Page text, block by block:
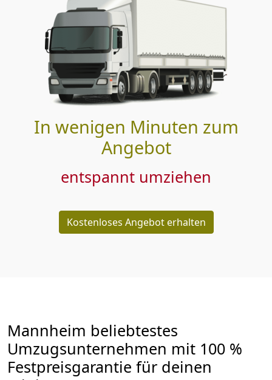
In wenigen Minuten zum
Angebot
entspannt umziehen
Kostenloses Angebot erhalten
Mannheim beliebtestes
Umzugsunternehmen mit 100 %
Festpreisgarantie für deinen